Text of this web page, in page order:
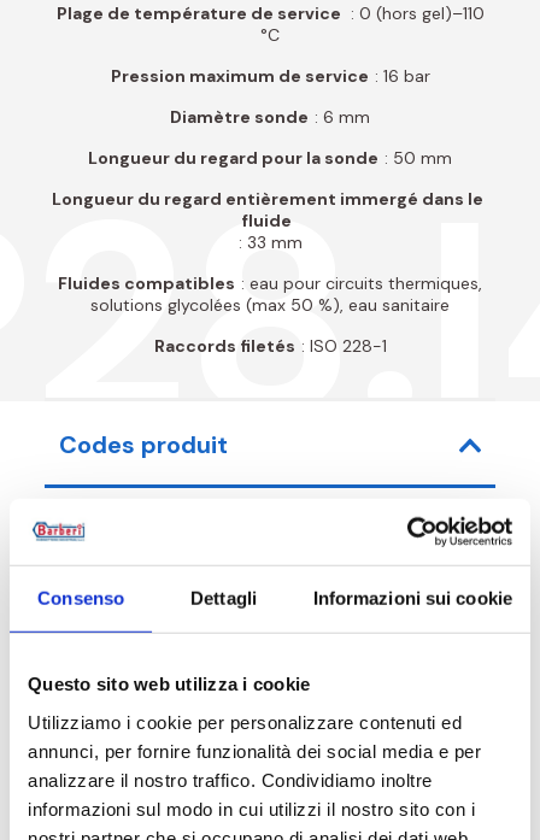
Consenso Dettagli Informazioni sui cookie
Questo sito web utilizza i cookie
Utilizziamo i cookie per personalizzare contenuti ed
annunci, per fornire funzionalità dei social media e per
analizzare il nostro traffico. Condividiamo inoltre
informazioni sul modo in cui utilizzi il nostro sito con i
Plage de température de service : 0 (hors gel)–110
°C
Pression maximum de service : 16 bar
Diamètre sonde : 6 mm
Longueur du regard pour la sonde : 50 mm
Longueur du regard entièrement immergé dans le
fluide
: 33 mm
Fluides compatibles : eau pour circuits thermiques,
solutions glycolées (max 50 %), eau sanitaire
Raccords filetés : ISO 228-1
Codes produit
P28015000I4 G 1/2 M
Description